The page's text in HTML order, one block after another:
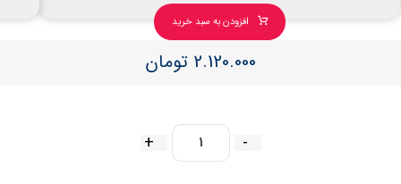
افزودن به سبد خرید
2.120.000 تومان
-
+